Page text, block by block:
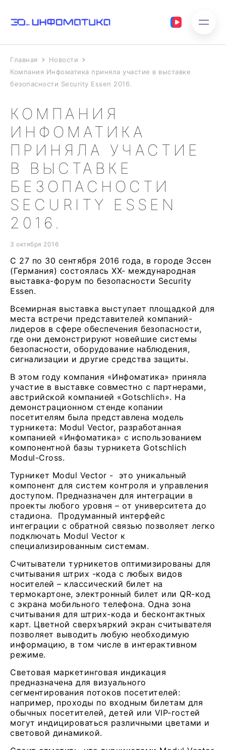
Главная
Новости
Компания Инфоматика приняла участие в выставке
безопасности Security Essen 2016.
КОМПАНИЯ
ИНФОМАТИКА
ПРИНЯЛА УЧАСТИЕ
В ВЫСТАВКЕ
БЕЗОПАСНОСТИ
SECURITY ESSEN
2016.
3 октября 2016
С 27 по 30 сентября 2016 года, в городе Эссен
(Германия) состоялась XX- международная
выставка-форум по безопасности Security
Essen.
Всемирная выставка выступает площадкой для
места встречи представителей компаний-
лидеров в сфере обеспечения безопасности,
где они демонстрируют новейшие системы
безопасности, оборудование наблюдения,
сигнализации и другие средства защиты.
В этом году компания «Инфоматика» приняла
участие в выставке совместно с партнерами,
австрийской компанией «Gotschlich». На
демонстрационном стенде копании
посетителям была представлена модель
турникета: Modul Vector, разработанная
компанией «Инфоматика» с использованием
компонентной базы турникета Gotschlich
Modul-Cross.
Турникет Modul Vector - это уникальный
компонент для систем контроля и управления
доступом. Предназначен для интеграции в
проекты любого уровня – от университета до
стадиона. Продуманный интерфейс
интеграции с обратной связью позволяет легко
подключать Modul Vector к
специализированным системам.
Считыватели турникетов оптимизированы для
считывания штрих -кода с любых видов
носителей – классический билет на
термокартоне, электронный билет или QR-код
с экрана мобильного телефона. Одна зона
считывания для штрих-кода и бесконтактных
карт. Цветной сверхъяркий экран считывателя
позволяет выводить любую необходимую
информацию, в том числе в интерактивном
режиме.
Световая маркетинговая индикация
предназначена для визуального
сегментирования потоков посетителей:
например, проходы по входным билетам для
обычных посетителей, детей или VIP-гостей
могут индицироваться различными цветами и
световой динамикой.